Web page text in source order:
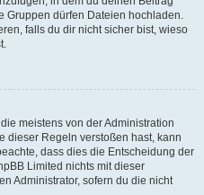
Gruppen dürfen Dateien hochladen.
falls du dir nicht sicher bist, wieso
meistens von der Administration
dieser Regeln verstoßen hast, kann
dass dies die Entscheidung der
Limited nichts mit dieser
Administrator, sofern du die nicht